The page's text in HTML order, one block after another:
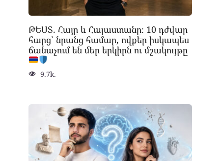
ԹԵՍՏ. Հայը և Հայաստանը։ 10 դժվար
հարց՝ նրանց համար, ովքեր իսկապես
ճանաչում են մեր երկիրն ու մշակույթը
9.7k.